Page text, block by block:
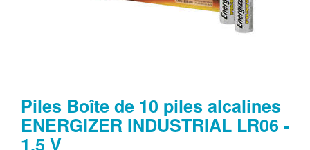
Piles Boîte de 10 piles alcalines
ENERGIZER INDUSTRIAL LR06 -
1,5 V